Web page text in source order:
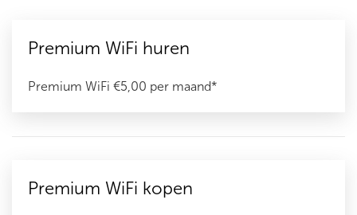
Premium WiFi huren
Premium WiFi €5,00 per maand*
Premium WiFi kopen